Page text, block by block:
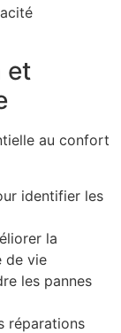
et
au confort
identifier les
la
de vie
les pannes
réparations